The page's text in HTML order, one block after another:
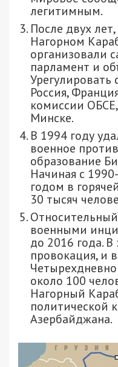
легитимным.
После двух
Нагорном
организовали
парламент и
Урегулировать
Россия,
комиссии
Минске.
В 1994 году
военное
образование
Начиная с
годом в
30 тысяч
военными
до 2016 года.
провокация, и
около 100
Нагорный
политической
Азербайджана.